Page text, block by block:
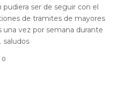
pudiera ser de seguir con el
de tramites de mayores
una vez por semana durante
saludos
0